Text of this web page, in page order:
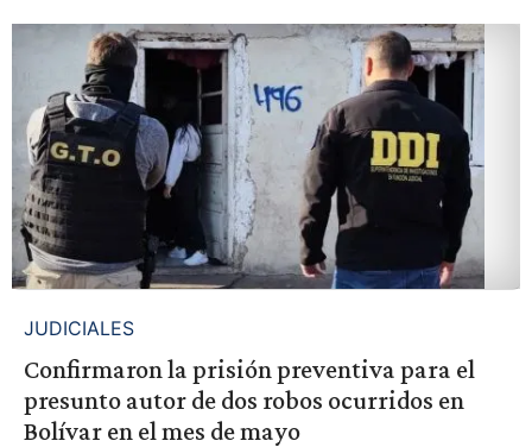
JUDICIALES
Confirmaron la prisión preventiva para el
presunto autor de dos robos ocurridos en
Bolívar en el mes de mayo